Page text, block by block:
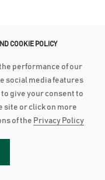
Bank is
achievements at
2024, which
Islamic banking
Asia. The Bank
COOKIE POLICY
performance of our
social media features
give your consent to
site or click on more
of the Privacy Policy